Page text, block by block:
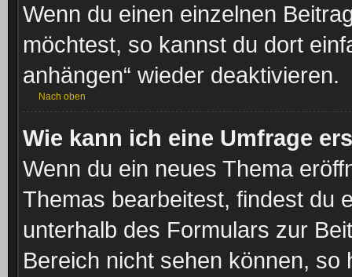
Wenn du einen einzelnen
möchtest, so kannst du dort
anhängen“ wieder deaktivieren.
Nach oben
Wie kann ich eine Umfrage
Wenn du ein neues Thema
Themas bearbeitest, findest du
unterhalb des Formulars zur
Bereich nicht sehen können,